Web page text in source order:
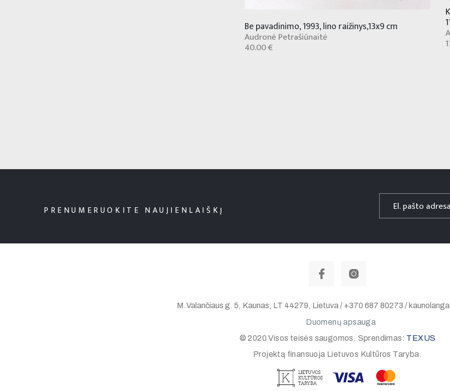
Be pavadinimo, 1993, lino raižinys,13x9 cm
Audronė Petrašiūnaitė
40.00 €
PRENUMERUOKITE NAUJIENLAIŠKĮ
M.Valančiaus g. 5, Kaunas, LT 44279, Lietuva / +370 687 80273 /
Duomenų apsauga
© 2020 Visos teisės saugomos. Sprendimas: TEXUS
Projektą finansuoja Lietuvos Kultūros Taryba.